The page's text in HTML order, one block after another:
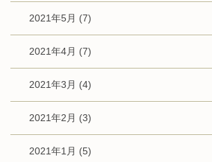
2021年5月 (7)
2021年4月 (7)
2021年3月 (4)
2021年2月 (3)
2021年1月 (5)